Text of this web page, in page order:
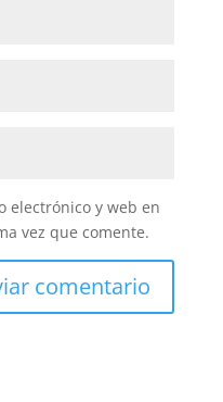
electrónico y web en
vez que comente.